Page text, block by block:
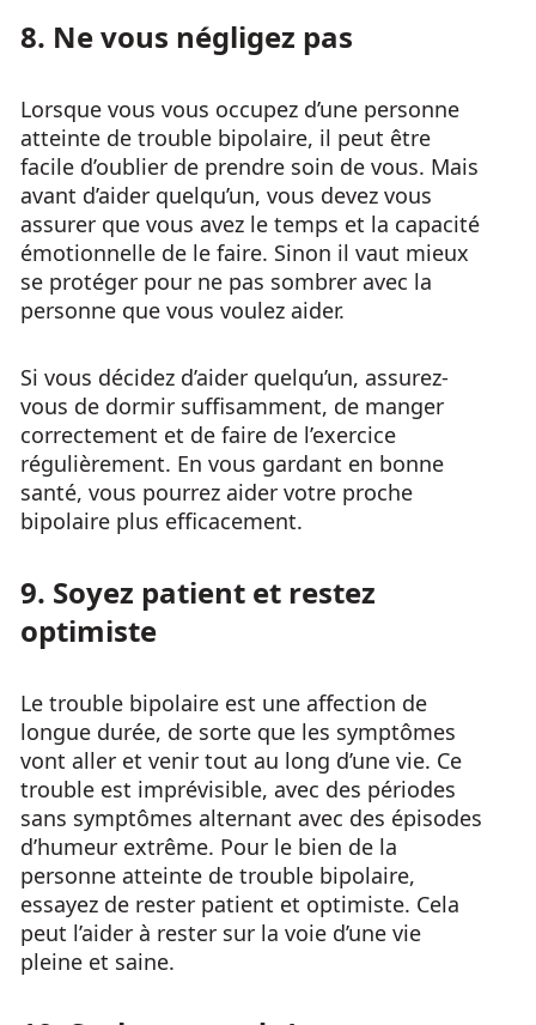
8. Ne vous négligez pas
Lorsque vous vous occupez d’une personne
atteinte de trouble bipolaire, il peut être
facile d’oublier de prendre soin de vous. Mais
avant d’aider quelqu’un, vous devez vous
assurer que vous avez le temps et la capacité
émotionnelle de le faire. Sinon il vaut mieux
se protéger pour ne pas sombrer avec la
personne que vous voulez aider.
Si vous décidez d’aider quelqu’un, assurez-
vous de dormir suffisamment, de manger
correctement et de faire de l’exercice
régulièrement. En vous gardant en bonne
santé, vous pourrez aider votre proche
bipolaire plus efficacement.
9. Soyez patient et restez
optimiste
Le trouble bipolaire est une affection de
longue durée, de sorte que les symptômes
vont aller et venir tout au long d’une vie. Ce
trouble est imprévisible, avec des périodes
sans symptômes alternant avec des épisodes
d’humeur extrême. Pour le bien de la
personne atteinte de trouble bipolaire,
essayez de rester patient et optimiste. Cela
peut l’aider à rester sur la voie d’une vie
pleine et saine.